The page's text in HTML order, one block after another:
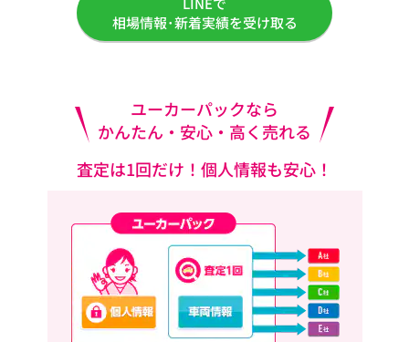
相場情報･新着実績を受け取る
ユーカーパックなら
かんたん・安心・高く売れる
査定は1回だけ！個人情報も安心！